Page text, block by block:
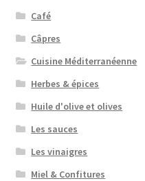
Café
Câpres
Cuisine Méditerranéenne
Herbes & épices
Huile d'olive et olives
Les sauces
Les vinaigres
Miel & Confitures